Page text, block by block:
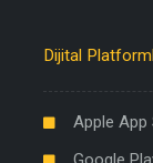
Dijital
Apple App